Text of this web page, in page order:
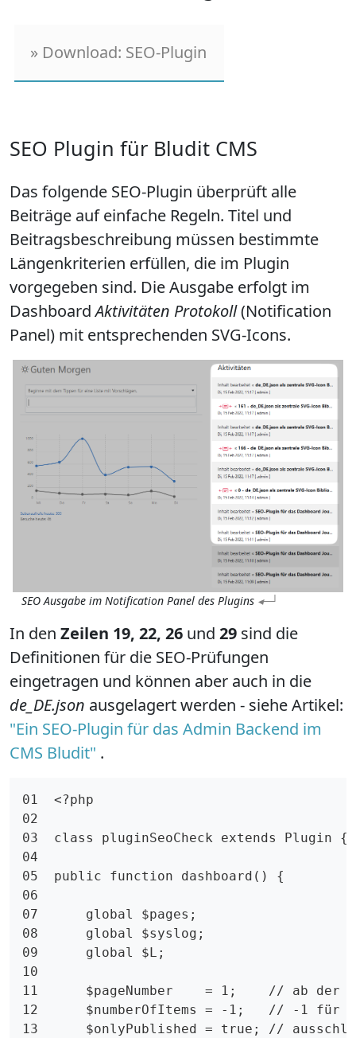
Download: SEO-Plugin
SEO Plugin für Bludit CMS
Das folgende SEO-Plugin überprüft alle
Beiträge auf einfache Regeln. Titel und
Beitragsbeschreibung müssen bestimmte
Längenkriterien erfüllen, die im Plugin
vorgegeben sind. Die Ausgabe erfolgt im
DashboardAktivitäten Protokoll(Notification
Panel) mit entsprechenden SVG-Icons.
SEO Ausgabe im Notification Panel des Plugins
In den Zeilen 19, 22, 26 und 29 sind die
Definitionen für die SEO-Prüfungen
eingetragen und können aber auch in die
de_DE.json ausgelagert werden - siehe Artikel:
"Ein SEO-Plugin für das Admin Backend im
CMS Bludit" .
01  <?php
02
03  class pluginSeoCheck extends Plugin {
04
05  public function dashboard() {
06
07      global $pages;
08      global $syslog;
09      global $L;
10
11      $pageNumber    = 1;    // ab der
12      $numberOfItems = -1;   // -1 für
13      $onlyPublished = true; //